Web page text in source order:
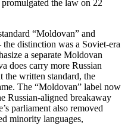
the law on 22
“Moldovan” and
distinction was a Soviet-era
a separate Moldovan
does carry more Russian
the written standard, the
The “Moldovan” label now
Russian-aligned breakaway
parliament also removed
minority languages,